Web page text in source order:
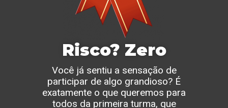
Risco? Zero
Você já sentiu a sensação de
participar de algo grandioso? É
exatamente o que queremos para
todos da primeira turma, que